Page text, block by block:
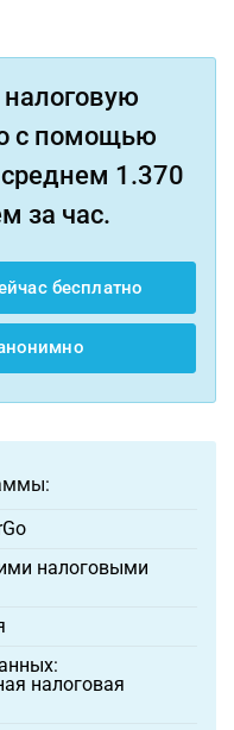
с помощью
1.370
за час.
бесплатно
налоговыми
налоговая